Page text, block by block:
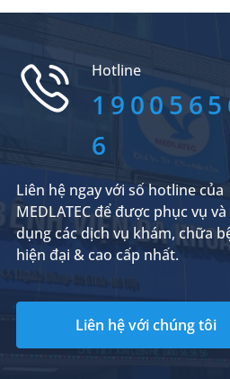
Hotline
6
Liên hệ ngay với số hotline của
MEDLATEC để được phục vụ
dụng các dịch vụ khám, chữa
hiện đại & cao cấp nhất.
Liên hệ với chúng tôi